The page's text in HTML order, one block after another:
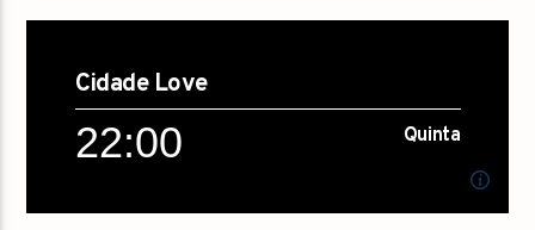
21:00 Quinta
[...]
Saiba mais...
Cidade Love
22:00 Quinta